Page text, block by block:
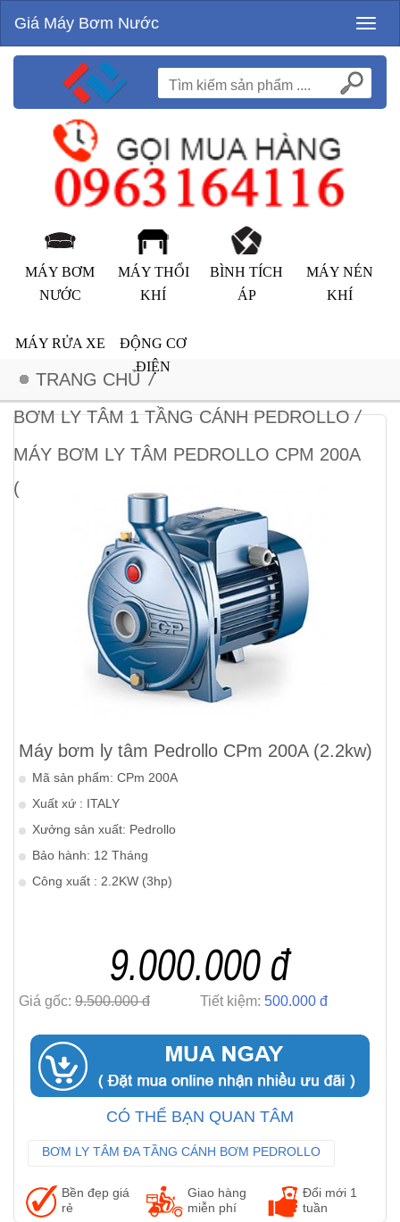
Giá Máy Bơm Nước
MÁY BƠM
NƯỚC
MÁY THỔI
KHÍ
BÌNH TÍCH
ÁP
MÁY NÉN
KHÍ
MÁY RỬA XE
ĐỘNG CƠ
ĐIỆN
TRANG CHỦ /
BƠM LY TÂM 1 TẦNG CÁNH PEDROLLO /
MÁY BƠM LY TÂM PEDROLLO CPM 200A
(2.2KW)
Máy bơm ly tâm Pedrollo CPm 200A (2.2kw)
Mã sản phẩm: CPm 200A
Xuất xứ : ITALY
Xưởng sản xuất: Pedrollo
Bảo hành: 12 Tháng
Công xuất : 2.2KW (3hp)
9.000.000 đ
Giá gốc: 9.500.000 đ Tiết kiệm: 500.000 đ
CÓ THỂ BẠN QUAN TÂM
BƠM LY TÂM ĐA TẦNG CÁNH BƠM PEDROLLO
MÁY BƠM CHÌM NƯỚC THẢI PEDROLLO
Bền đẹp giá
rẻ
Giao hàng
miễn phí
Đổi mới 1
tuần